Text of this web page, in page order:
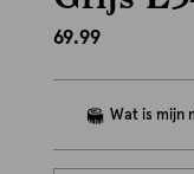
69.99